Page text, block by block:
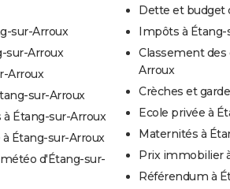
sur-Arroux
sur-Arroux
Arroux
sur-Arroux
Étang-sur-Arroux
Étang-sur-Arroux
d'Étang-sur-
Dette et budget
Impôts à Étang-
Classement des
Arroux
Crèches et
Ecole privée à
Maternités à
Prix immobilier
Référendum à